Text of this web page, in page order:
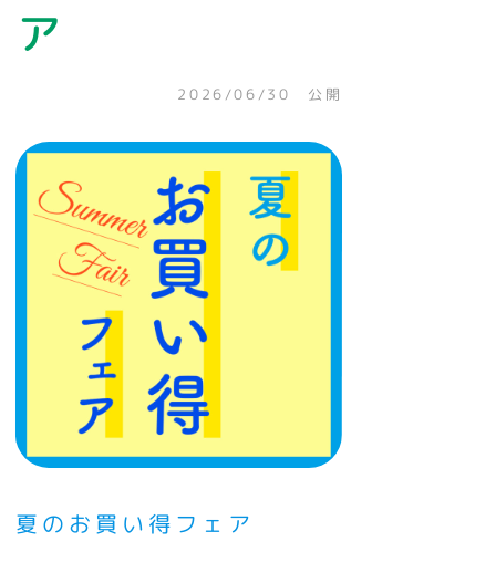
ア
2026/06/30 公開
夏のお買い得フェア